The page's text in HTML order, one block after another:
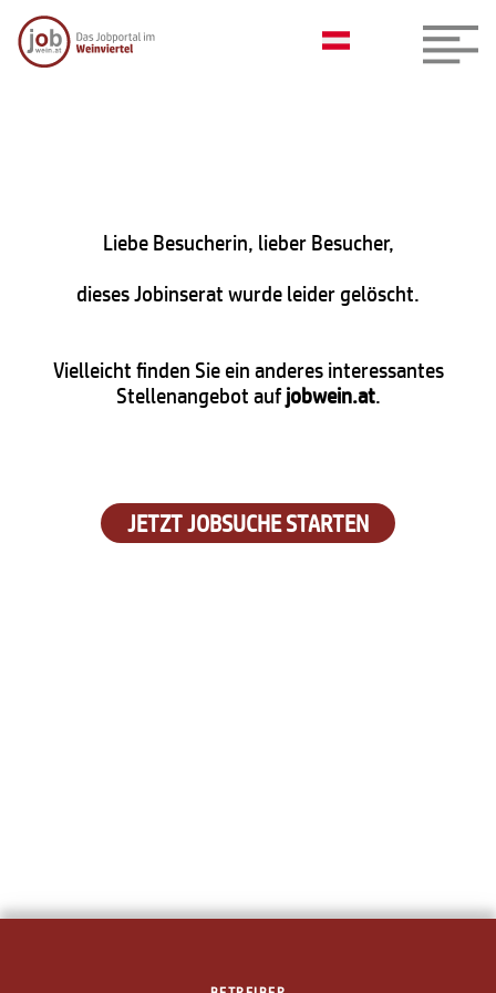
Liebe Besucherin, lieber Besucher,
dieses Jobinserat wurde leider gelöscht.
Vielleicht finden Sie ein anderes interessantes
Stellenangebot aufjobwein.at.
JETZT JOBSUCHE STARTEN